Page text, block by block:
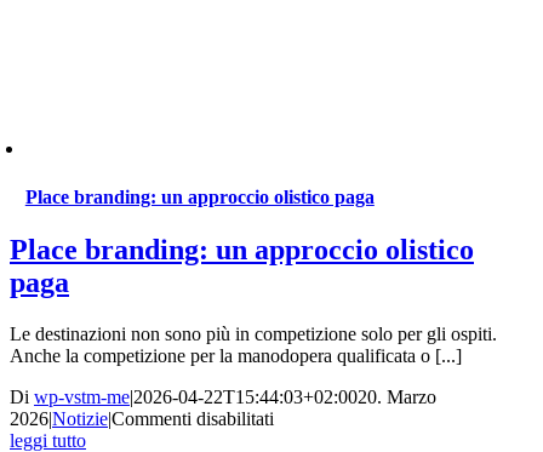
Place branding: un approccio olistico paga
Place branding: un approccio olistico
paga
Le destinazioni non sono più in competizione solo per gli ospiti.
Anche la competizione per la manodopera qualificata o [...]
Di wp-vstm-me|2026-04-22T15:44:03+02:0020. Marzo
2026|Notizie|Commenti disabilitati
leggi tutto